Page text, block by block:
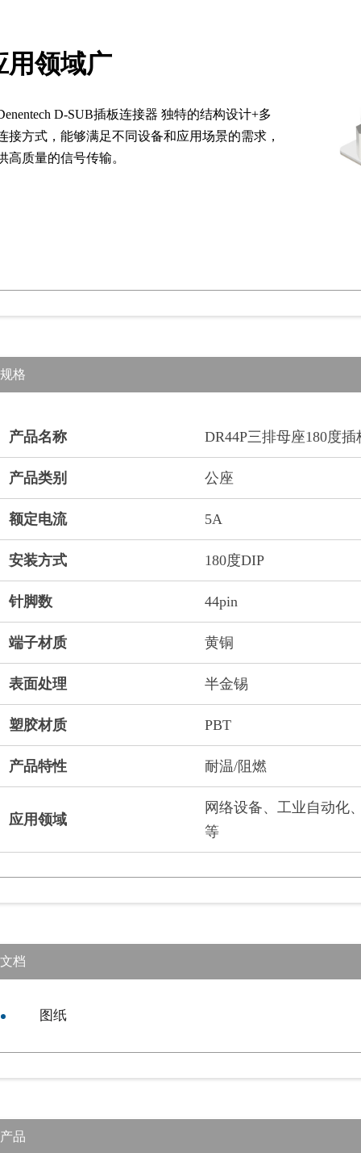
用领域广
D-SUB插板连接器 独特的结构设计+多
接方式，能够满足不同设备和应用场景的需求，
高质量的信号传输。
格
产品名称 DR44P三排母座180度插
产品类别 公座
额定电流 5A
安装方式 180度DIP
针脚数 44pin
端子材质 黄铜
表面处理 半金锡
塑胶材质 PBT
产品特性 耐温/阻燃
应用领域
网络设备、工业自动化
等
档
图纸
品